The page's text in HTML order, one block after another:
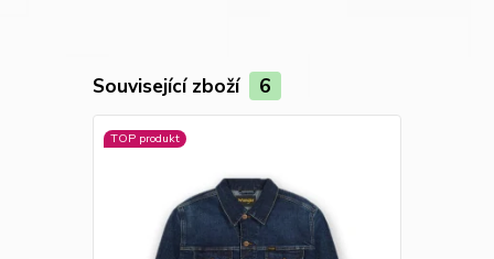
Související zboží 6
TOP produkt